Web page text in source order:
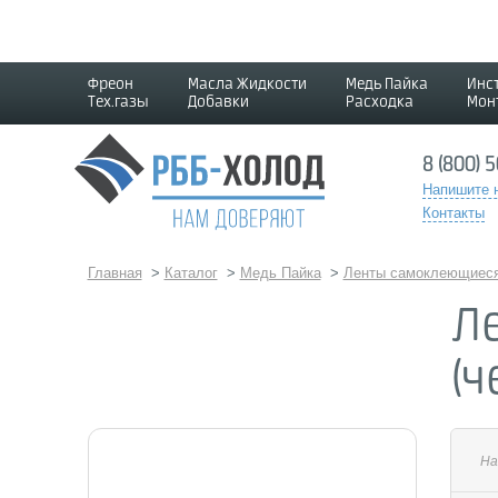
Фреон
Тех.газы
Масла Жидкости
Добавки
Медь Пайка
Расходка
8 (800)
Напишите
Контакты
Главная > Каталог > Медь Пайка > Ленты